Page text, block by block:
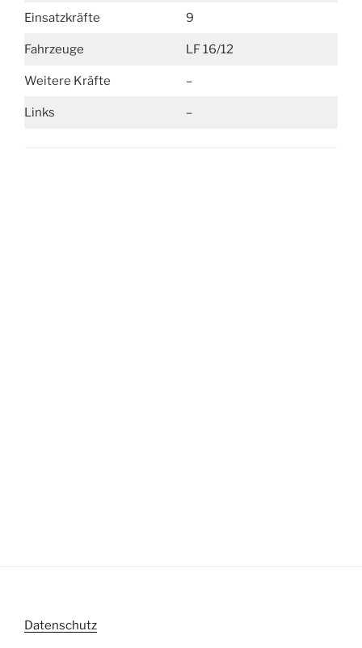
Einsatzkräfte 9
Fahrzeuge LF 16/12
Weitere Kräfte –
Links –
Datenschutz